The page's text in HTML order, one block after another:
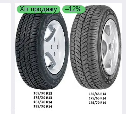
Хіт продажу –12%